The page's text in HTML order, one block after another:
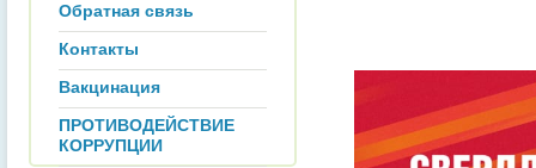
Обратная связь
Контакты
Вакцинация
ПРОТИВОДЕЙСТВИЕ
КОРРУПЦИИ